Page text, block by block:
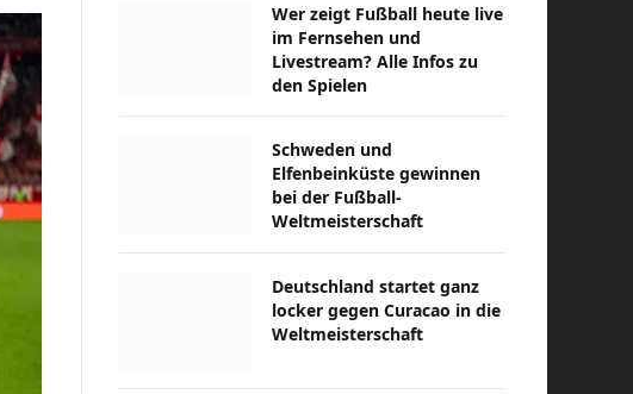
Wer zeigt Fußball heute live
im Fernsehen und
Livestream? Alle Infos zu
den Spielen
Schweden und
Elfenbeinküste gewinnen
bei der Fußball-
Weltmeisterschaft
Deutschland startet ganz
locker gegen Curacao in die
Weltmeisterschaft